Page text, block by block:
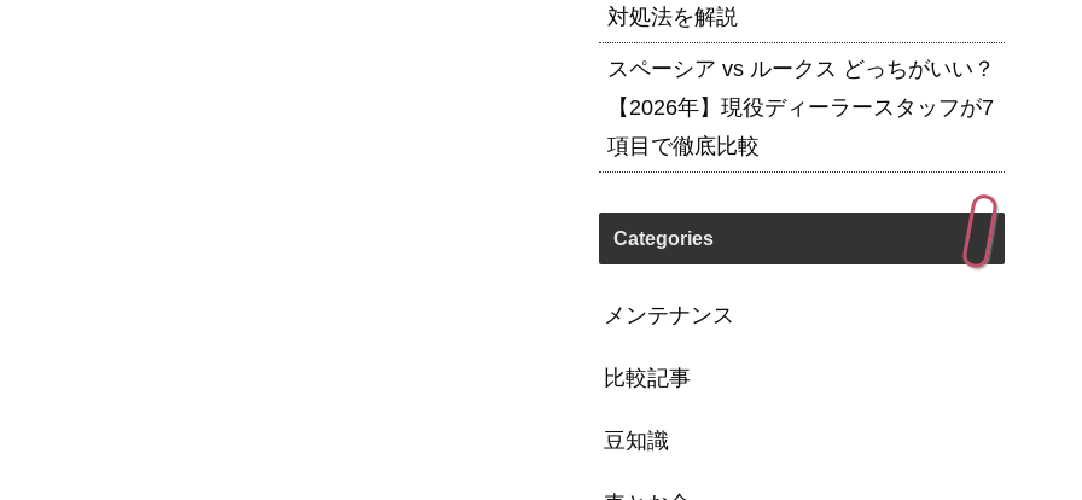
対処法を解説
スペーシア vs ルークス どっちがいい？
【2026年】現役ディーラースタッフが7
項目で徹底比較
Categories
メンテナンス
比較記事
豆知識